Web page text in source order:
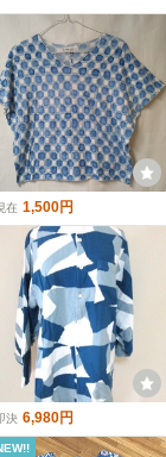
在 1,500円
決 6,980円